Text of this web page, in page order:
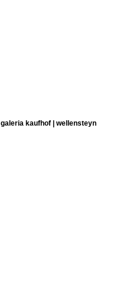
kaufhof | wellensteyn